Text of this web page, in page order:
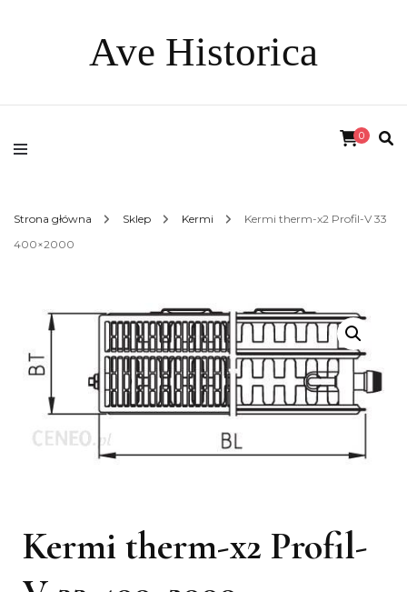
Ave Historica
0
Strona główna Sklep Kermi
Kermi therm-x2 Profil-V 33
400×2000
Kermi therm-x2 Profil-